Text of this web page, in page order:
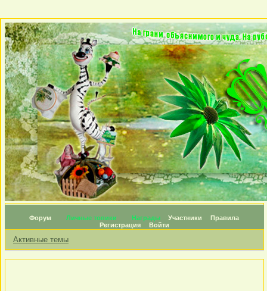
Форум Личные топики Награды Участники
Правила
Регистрация
Войти
Активные темы